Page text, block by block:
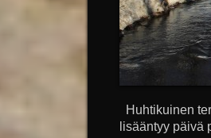
Huhtikuinen
lisääntyy päivä